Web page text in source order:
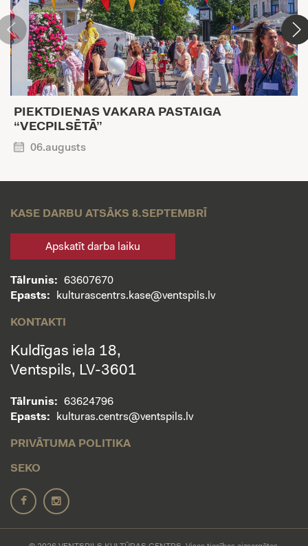
PIEKTDIENAS VAKARA PASTAIGA
“VECPILSĒTĀ”
06.augusts
KASE DARBU ATSĀKS 8.SEPTEMBRĪ
Apskatīt darba laiku
Tālrunis:
63607670
Epasts:
kulturascentrs.kase@ventspils.lv
KONTAKTI
Kuldīgas iela 18,
Ventspils, LV-3601
Tālrunis:
63624796
Epasts:
kulturas.centrs@ventspils.lv
PRIVĀTUMA POLITIKA
SEKO